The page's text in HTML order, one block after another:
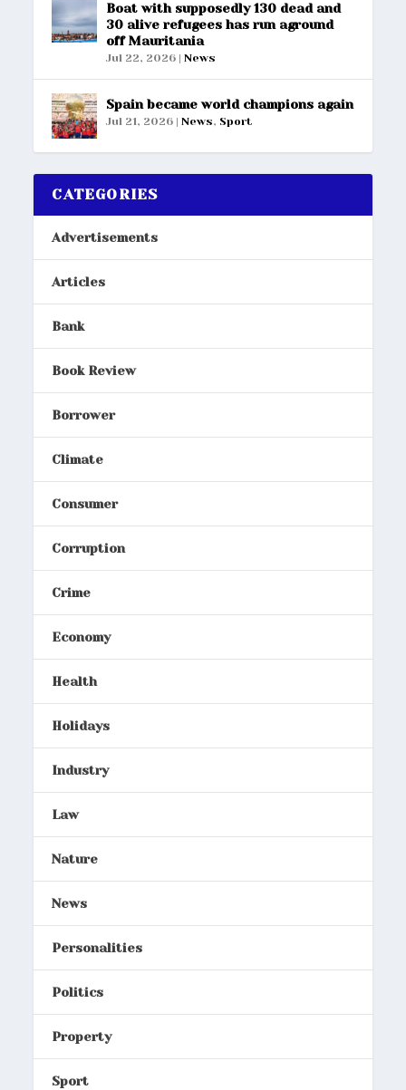
Boat with supposedly 130 dead and
30 alive refugees has run aground
off Mauritania
Jul 22, 2026 |News
Spain became world champions again
Jul 21, 2026 |News, Sport
CATEGORIES
Advertisements
Articles
Bank
Book Review
Borrower
Climate
Consumer
Corruption
Crime
Economy
Health
Holidays
Industry
Law
Nature
News
Personalities
Politics
Property
Sport